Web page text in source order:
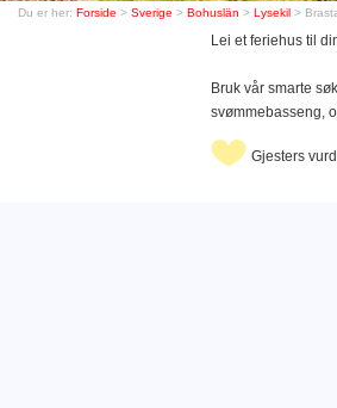
Du er her: Forside > Sverige > Bohuslän > Lysekil >
Lei et feriehus til
Bruk vår smarte
svømmebasseng,
Gjesters